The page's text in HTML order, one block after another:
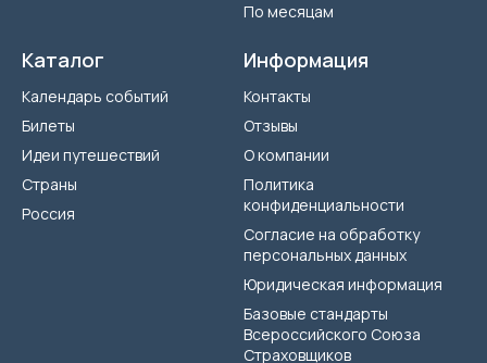
По месяцам
Каталог
Календарь событий
Билеты
Идеи путешествий
Страны
Россия
Информация
Контакты
Отзывы
О компании
Политика
конфиденциальности
Согласие на обработку
персональных данных
Юридическая информация
Базовые стандарты
Всероссийского Союза
Страховщиков